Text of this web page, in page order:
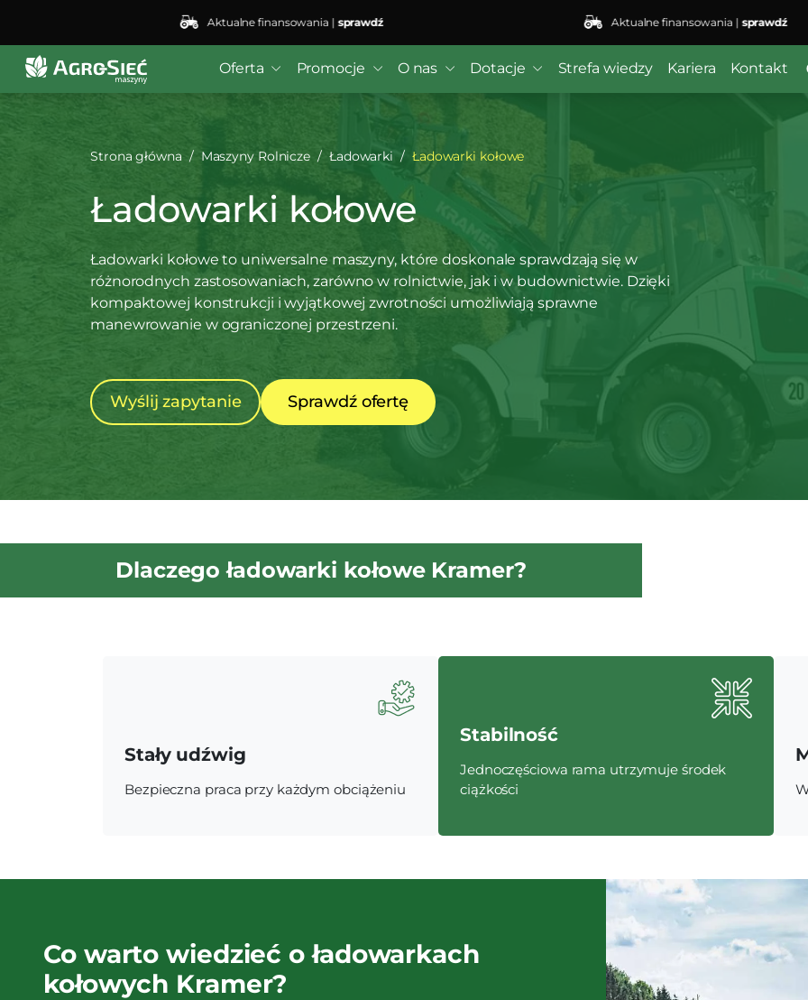
Aktualne finansowania |sprawdź Aktualne finansowania |sprawdź
Oferta Promocje O nas Dotacje Strefa wiedzy Kariera Kontakt
Strona główna Maszyny Rolnicze Ładowarki Ładowarki kołowe
Ładowarki kołowe
Ładowarki kołowe to uniwersalne maszyny, które doskonale sprawdzają się w
różnorodnych zastosowaniach, zarówno w rolnictwie, jak i w budownictwie. Dzięki
kompaktowej konstrukcji i wyjątkowej zwrotności umożliwiają sprawne
manewrowanie w ograniczonej przestrzeni.
Wyślij zapytanie Sprawdź ofertę
Dlaczego ładowarki kołowe Kramer?
Stały udźwig
Bezpieczna praca przy każdym obciążeniu
Stabilność
Jednoczęściowa rama utrzymuje środek
ciążkości
Co warto wiedzieć o ładowarkach
kołowych Kramer?